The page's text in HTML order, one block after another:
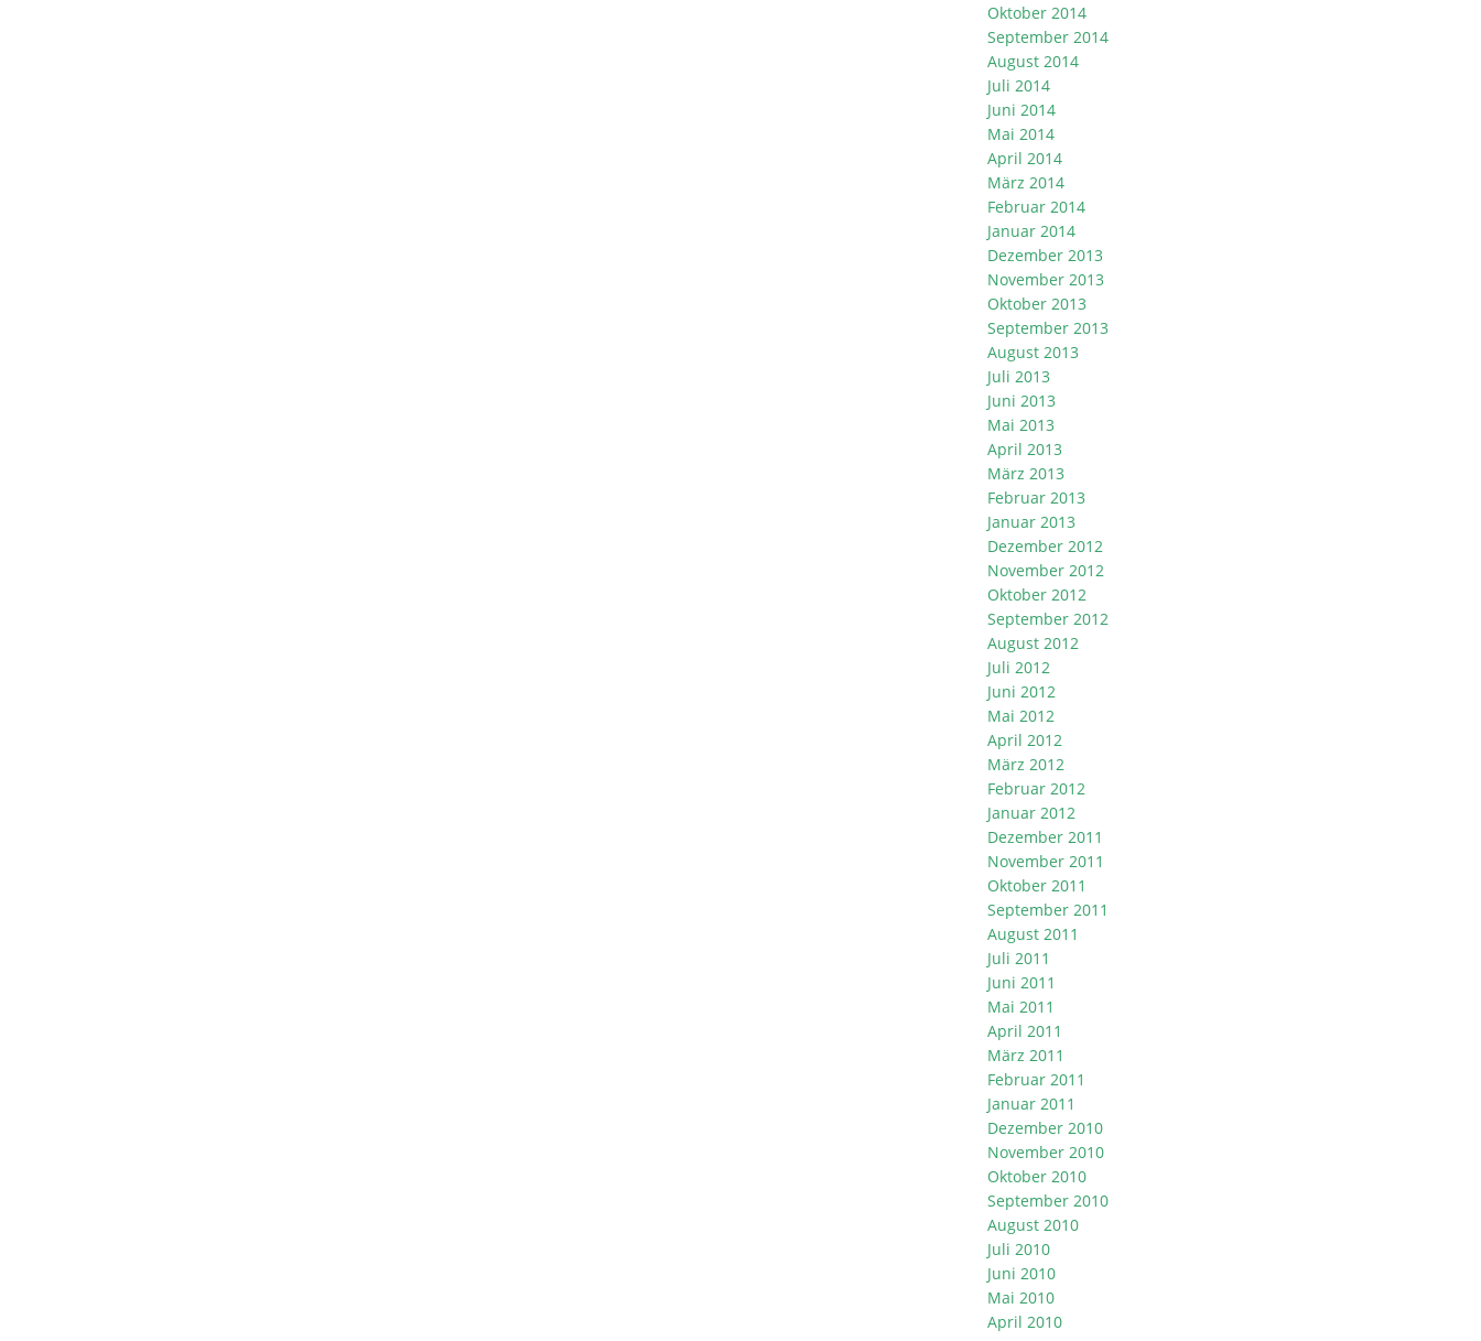
Oktober 2014
September 2014
August 2014
Juli 2014
Juni 2014
Mai 2014
April 2014
März 2014
Februar 2014
Januar 2014
Dezember 2013
November 2013
Oktober 2013
September 2013
August 2013
Juli 2013
Juni 2013
Mai 2013
April 2013
März 2013
Februar 2013
Januar 2013
Dezember 2012
November 2012
Oktober 2012
September 2012
August 2012
Juli 2012
Juni 2012
Mai 2012
April 2012
März 2012
Februar 2012
Januar 2012
Dezember 2011
November 2011
Oktober 2011
September 2011
August 2011
Juli 2011
Juni 2011
Mai 2011
April 2011
März 2011
Februar 2011
Januar 2011
Dezember 2010
November 2010
Oktober 2010
September 2010
August 2010
Juli 2010
Juni 2010
Mai 2010
April 2010